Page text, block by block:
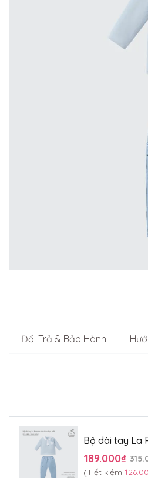
Đổi Trả & Bảo Hành
Bộ dài tay La
189.000₫
(Tiết kiệm